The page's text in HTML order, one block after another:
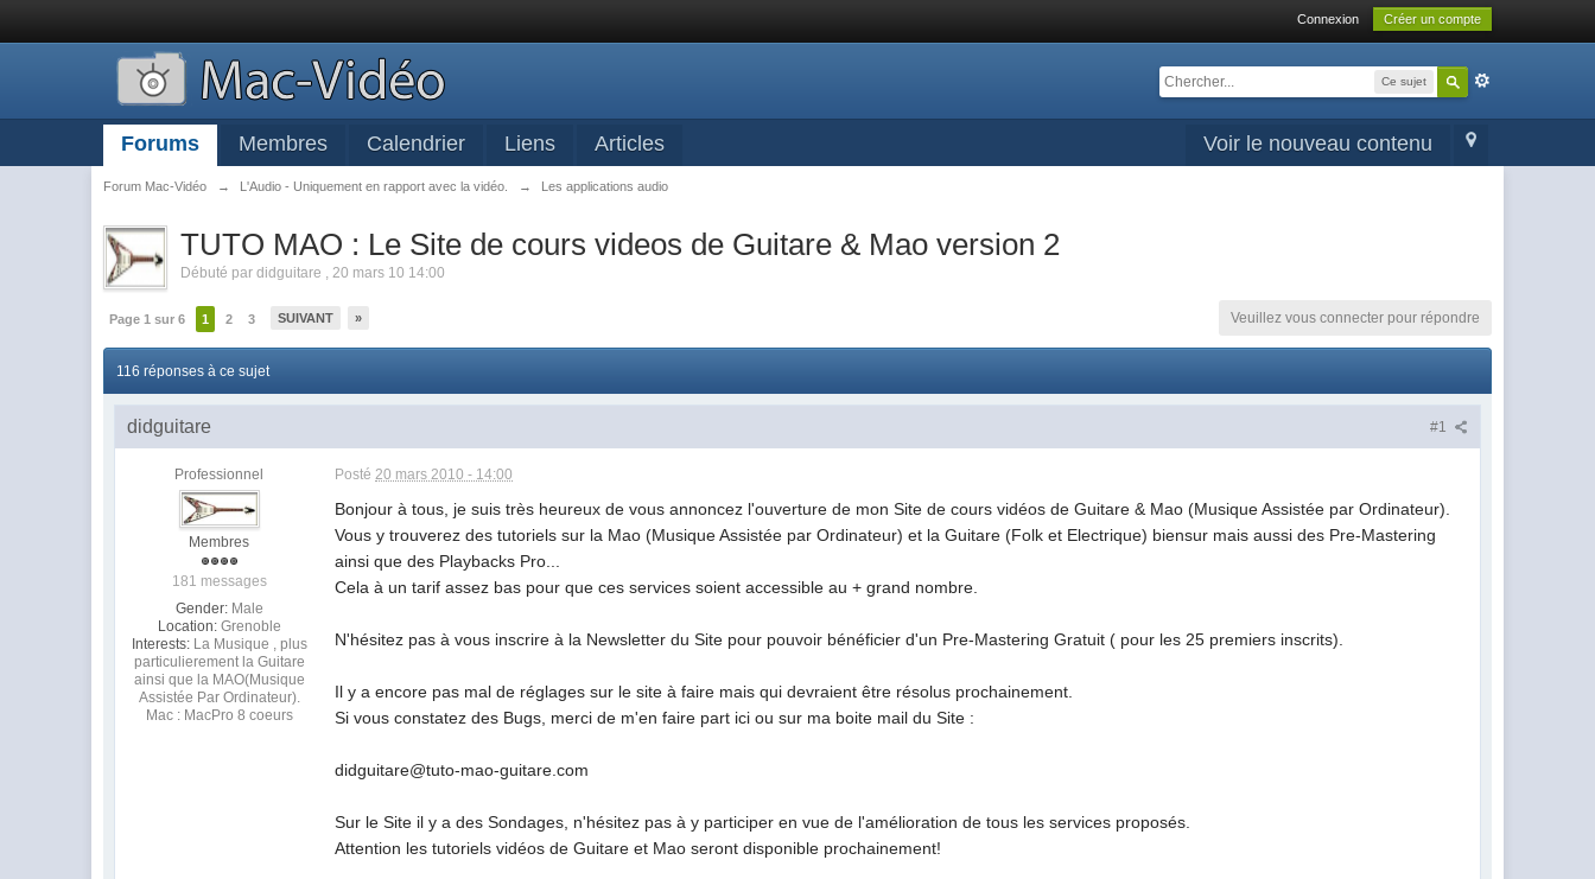
Connexion Créer un compte
Ce sujet
Voir le nouveau contenu
Forums Membres Calendrier Liens Articles
Forum Mac-Vidéo → L'Audio - Uniquement en rapport avec la vidéo. → Les applications audio
TUTO MAO : Le Site de cours videos de Guitare & Mao version 2
Débuté pardidguitare ,20 mars 10 14:00
Page 1 sur 6 1 2 3 SUIVANT » Veuillez vous connecter pour répondre
116 réponses à ce sujet
#1
didguitare
Professionnel
Membres
181 messages
Gender: Male
Location: Grenoble
Interests: La Musique , plus
particulierement la Guitare
ainsi que la MAO(Musique
Assistée Par Ordinateur).
Mac : MacPro 8 coeurs
Posté20 mars 2010 - 14:00
Bonjour à tous, je suis très heureux de vous annoncez l'ouverture de mon Site de cours vidéos de Guitare & Mao (Musique Assistée par Ordinateur).
Vous y trouverez des tutoriels sur la Mao (Musique Assistée par Ordinateur) et la Guitare (Folk et Electrique) biensur mais aussi des Pre-Mastering
ainsi que des Playbacks Pro...
Cela à un tarif assez bas pour que ces services soient accessible au + grand nombre.
N'hésitez pas à vous inscrire à la Newsletter du Site pour pouvoir bénéficier d'un Pre-Mastering Gratuit ( pour les 25 premiers inscrits).
Il y a encore pas mal de réglages sur le site à faire mais qui devraient être résolus prochainement.
Si vous constatez des Bugs, merci de m'en faire part ici ou sur ma boite mail du Site :
didguitare@tuto-mao-guitare.com
Sur le Site il y a des Sondages, n'hésitez pas à y participer en vue de l'amélioration de tous les services proposés.
Attention les tutoriels vidéos de Guitare et Mao seront disponible prochainement!